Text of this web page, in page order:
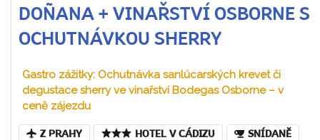
DOÑANA + VINAŘSTVÍ OSBORNE S
OCHUTNÁVKOU SHERRY
Gastro zážitky: Ochutnávka sanlúcarských krevet či
degustace sherry ve vinařství Bodegas Osborne – v
ceně zájezdu
Z PRAHY HOTEL V CÁDIZU SNÍDANĚ